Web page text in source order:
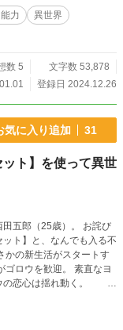
力
異世界
数 5
文字数 53,878
登録日 2024.12.26
気に入り追加 31
ット】を使って異世
（25歳）。 お詫び
ト】と、なんでも入る不
かの新生活がスタートす
の恋心は揺れ動く。
弓使いバコ、孤独なオネ
集い、いつしか「新・蒼